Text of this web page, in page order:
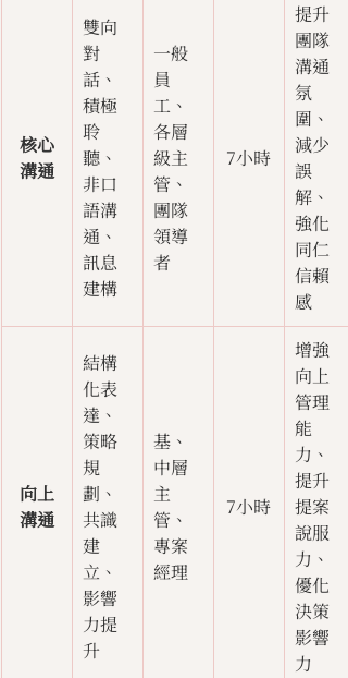
核心
溝通
雙向
對
話、
積極
聆
聽、
非口
語溝
通、
訊息
建構
一般
員
工、
各層
級主
管、
團隊
領導
者
7小時
提升
團隊
溝通
氛
圍、
減少
誤
解、
強化
同仁
信賴
感
向上
溝通
結構
化表
達、
策略
規
劃、
共識
建
立、
影響
力提
升
基、
中層
主
管、
專案
經理
7小時
增強
向上
管理
能
力、
提升
提案
說服
力、
優化
決策
影響
力